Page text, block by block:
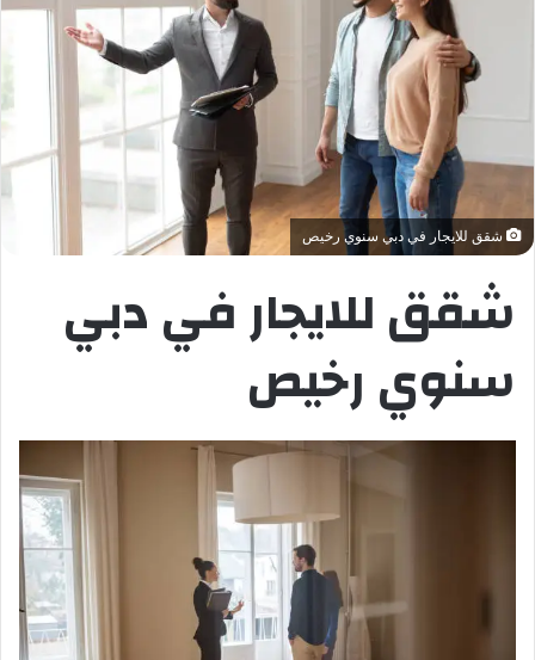
شقق للايجار في دبي سنوي رخيص
شقق للايجار في دبي
سنوي رخيص